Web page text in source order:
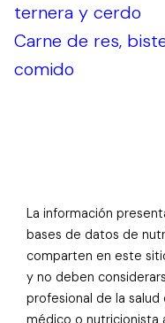
ternera y cerdo
Carne de res,
comido
La información
bases de datos de
comparten en este
y no deben
profesional de la salud
médico o nutricionista